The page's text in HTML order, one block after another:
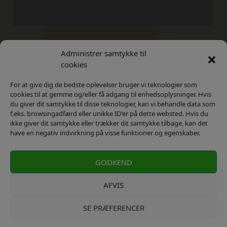
Administrer samtykke til
cookies
For at give dig de bedste oplevelser bruger vi teknologier som
cookies til at gemme og/eller få adgang til enhedsoplysninger. Hvis
du giver dit samtykke til disse teknologier, kan vi behandle data som
f.eks. browsingadfærd eller unikke ID'er på dette websted. Hvis du
ikke giver dit samtykke eller trækker dit samtykke tilbage, kan det
have en negativ indvirkning på visse funktioner og egenskaber.
GODKEND
AFVIS
SE PRÆFERENCER
Kontakt